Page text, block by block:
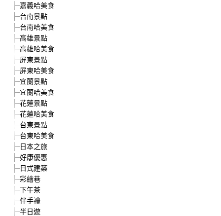
嘉義哈美食
台南景點
台南哈美食
高雄景點
高雄哈美食
屏東景點
屏東哈美食
宜蘭景點
宜蘭哈美食
花蓮景點
花蓮哈美食
台東景點
台東哈美食
日本之旅
好康優惠
日式建築
彩繪巷
下午茶
伴手禮
半日遊